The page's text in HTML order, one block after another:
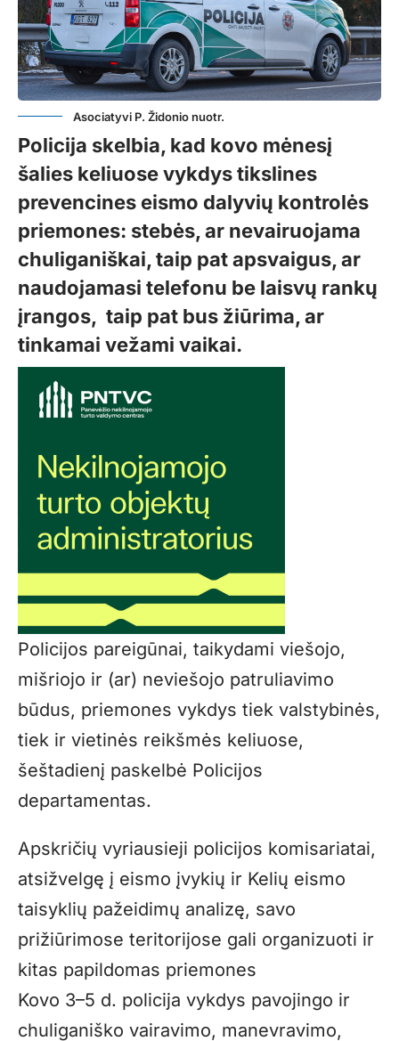
Asociatyvi P. Židonio nuotr.
Policija skelbia, kad kovo mėnesį
šalies keliuose vykdys tikslines
prevencines eismo dalyvių kontrolės
priemones: stebės, ar nevairuojama
chuliganiškai, taip pat apsvaigus, ar
naudojamasi telefonu be laisvų rankų
įrangos, taip pat bus žiūrima, ar
tinkamai vežami vaikai.
Policijos pareigūnai, taikydami viešojo,
mišriojo ir (ar) neviešojo patruliavimo
būdus, priemones vykdys tiek valstybinės,
tiek ir vietinės reikšmės keliuose,
šeštadienį paskelbė Policijos
departamentas.
Apskričių vyriausieji policijos komisariatai,
atsižvelgę į eismo įvykių ir Kelių eismo
taisyklių pažeidimų analizę, savo
prižiūrimose teritorijose gali organizuoti ir
kitas papildomas priemones
Kovo 3–5 d. policija vykdys pavojingo ir
chuliganiško vairavimo, manevravimo,